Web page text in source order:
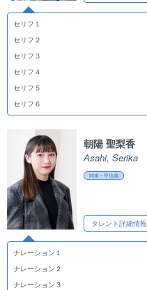
セリフ１
セリフ２
セリフ３
セリフ４
セリフ５
セリフ６
朝陽 聖梨香
Asahi, Serika
関東・甲信越
タレント詳細情報
ナレーション１
ナレーション２
ナレーション３